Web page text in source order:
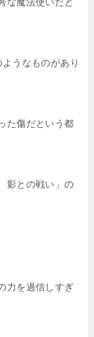
な魔法使いだと
うなものがあり
た傷だという都
影との戦い」の
力を過信しすぎ